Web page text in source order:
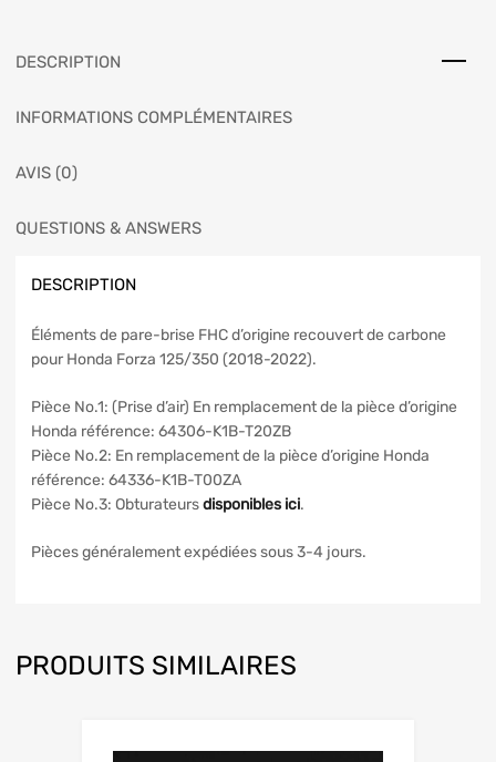
DESCRIPTION
INFORMATIONS COMPLÉMENTAIRES
AVIS (0)
QUESTIONS & ANSWERS
DESCRIPTION
Éléments de pare-brise FHC d’origine recouvert de carbone
pour Honda Forza 125/350 (2018-2022).
Pièce No.1: (Prise d’air) En remplacement de la pièce d’origine
Honda référence: 64306-K1B-T20ZB
Pièce No.2: En remplacement de la pièce d’origine Honda
référence: 64336-K1B-T00ZA
Pièce No.3: Obturateursdisponibles ici.
Pièces généralement expédiées sous 3-4 jours.
PRODUITS SIMILAIRES